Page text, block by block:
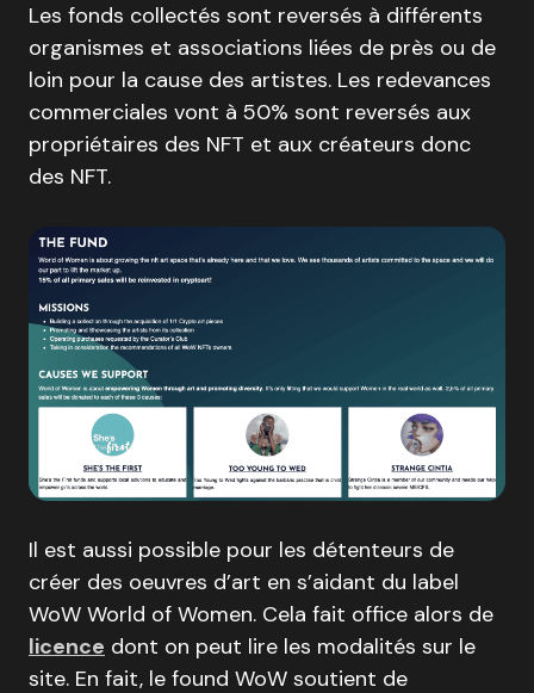
Les fonds collectés sont reversés à différents
organismes et associations liées de près ou de
loin pour la cause des artistes. Les redevances
commerciales vont à 50% sont reversés aux
propriétaires des NFT et aux créateurs donc
des NFT.
Il est aussi possible pour les détenteurs de
créer des oeuvres d’art en s’aidant du label
WoW World of Women. Cela fait office alors de
licence dont on peut lire les modalités sur le
site. En fait, le found WoW soutient de